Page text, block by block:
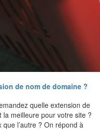
de nom de domaine ?
quelle extension de
meilleure pour votre site ?
que l’autre ? On répond à